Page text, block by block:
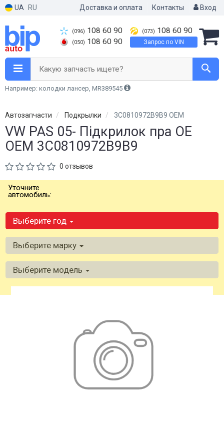
UA RU Доставка и оплата Контакты Вход
(096) 108 60 90
(050) 108 60 90
(073) 108 60 90
Запрос по VIN
Какую запчасть ищете?
Например: колодки лансер, MR389545
Автозапчасти Подкрылки 3C0810972B9B9 OEM
VW PAS 05- Підкрилок пра OE
OEM 3C0810972B9B9
0 отзывов
Уточните
автомобиль:
Выберите год
Выберите марку
Выберите модель